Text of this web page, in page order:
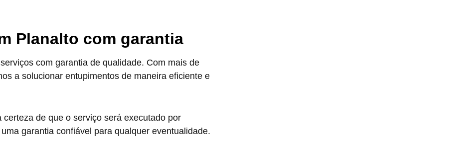
Planalto com garantia
com garantia de qualidade. Com mais de
a solucionar entupimentos de maneira eficiente e
de que o serviço será executado por
garantia confiável para qualquer eventualidade.